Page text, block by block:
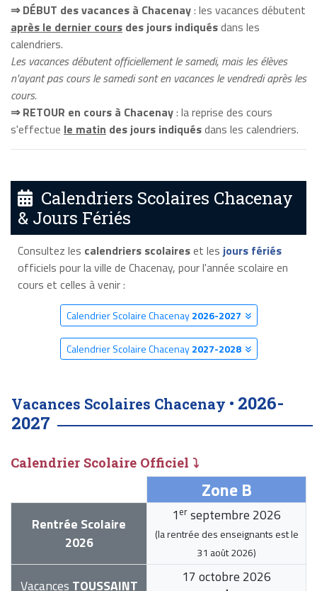
⇒ DÉBUT des vacances à Chacenay: les vacances débutent
après le dernier cours des jours indiquésdans les
calendriers.
Les vacances débutent officiellement le samedi, mais les élèves
n'ayant pas cours le samedi sont en vacances le vendredi après les
cours.
⇒ RETOUR en cours à Chacenay: la reprise des cours
s'effectue le matin des jours indiquésdans les calendriers.
Calendriers Scolaires Chacenay
& Jours Fériés
Consultez les calendriers scolaireset les jours fériés
officiels pour la ville de Chacenay, pour l'année scolaire en
cours et celles à venir :
Calendrier Scolaire Chacenay2026-2027
Calendrier Scolaire Chacenay2027-2028
Vacances Scolaires Chacenay • 2026-
2027
Calendrier Scolaire Officiel ⤵
Zone B
Rentrée Scolaire
2026
1 er septembre 2026
(la rentrée des enseignants est le
31 août 2026)
Vacances TOUSSAINT 17 octobre 2026